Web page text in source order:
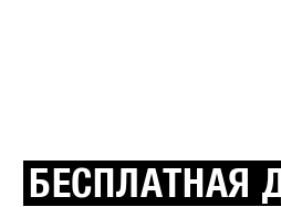
БЕСПЛАТНАЯ